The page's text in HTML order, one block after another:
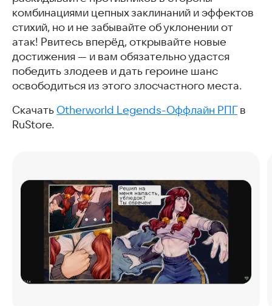
комбинациями цепных заклинаний и эффектов
стихий, но и не забывайте об уклонении от
атак! Рвитесь вперёд, открывайте новые
достижения — и вам обязательно удастся
победить злодеев и дать героине шанс
освободиться из этого злосчастного места.
Скачать Otherworld Legends-Oффлайн РПГв
RuStore.